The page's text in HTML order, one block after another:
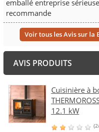
emballé entreprise
recommande
Voir tous les Avis sur la
AVIS PRODUITS
Cuisinière à
12.1 kW